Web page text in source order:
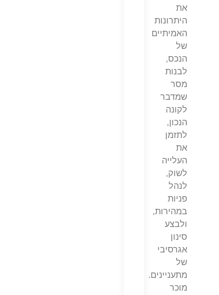
את
היתרונות
האמיתיים
של
הנכס,
לבנות
מסר
שמדבר
לקונה
הנכון,
לתזמן
את
העלייה
לשוק,
לנהל
פניות
במהירות,
ולבצע
סינון
אגרסיבי
של
מתעניינים.
מוכר